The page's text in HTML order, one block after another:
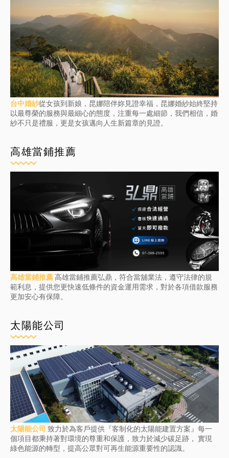
台中婚紗從女孩到新娘，昆娜陪伴妳見證幸福，昆娜婚紗始終堅持
以最尊榮的服務與最細心的態度，注重每一處細節，我們相信，婚
紗不只是禮服，更是女孩邁向人生新篇章的見證。
高雄當鋪推薦
高雄當鋪推薦高雄當鋪推薦弘鼎，符合當舖業法，遵守法律的規
範利息，提供您更快速低條件的資金運用需求，對於各項借款服務
更加安心有保障。
太陽能公司
太陽能公司 致力於為客戶提供『客制化的太陽能建置方案』每一
個項目都秉持著對環境的尊重和保護，致力於減少碳足跡， 實現
綠色能源的轉型，提高公眾對可再生能源重要性的認識。